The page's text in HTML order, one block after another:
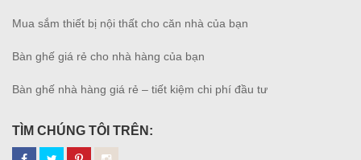
Mua sắm thiết bị nội thất cho căn nhà của bạn
Bàn ghế giá rẻ cho nhà hàng của bạn
Bàn ghế nhà hàng giá rẻ – tiết kiệm chi phí đầu tư
TÌM CHÚNG TÔI TRÊN: